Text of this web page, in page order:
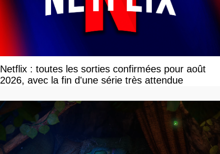
Netflix : toutes les sorties confirmées pour août
2026, avec la fin d'une série très attendue